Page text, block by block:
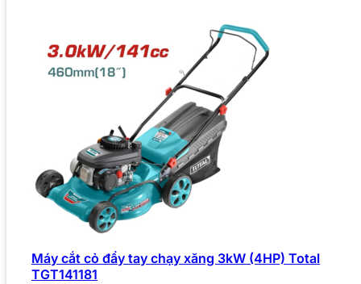
Máy cắt cỏ đẩy tay chạy xăng 3kW (4HP) Total
TGT141181